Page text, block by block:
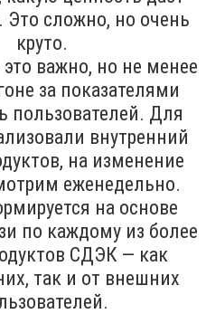
сложно, но очень
круто.
важно, но не менее
за показателями
пользователей. Для
внутренний
на изменение
еженедельно.
на основе
по каждому из более
СДЭК — как
так и от внешних